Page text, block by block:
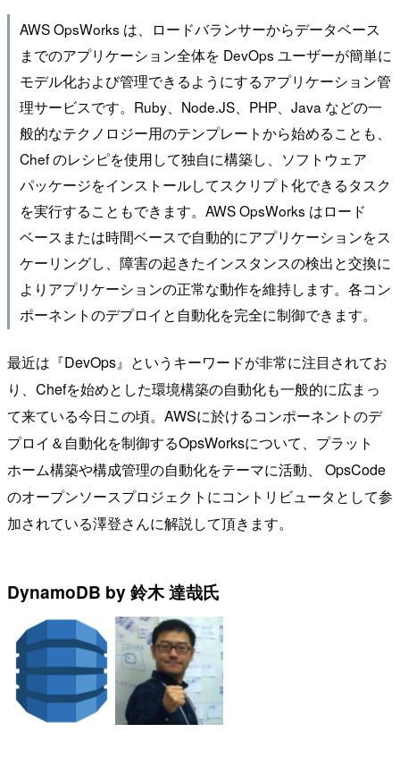
AWS OpsWorks は、ロードバランサーからデータベース
までのアプリケーション全体を DevOps ユーザーが簡単に
モデル化および管理できるようにするアプリケーション管
理サービスです。Ruby、Node.JS、PHP、Java などの一
般的なテクノロジー用のテンプレートから始めることも、
Chef のレシピを使用して独自に構築し、ソフトウェア
パッケージをインストールしてスクリプト化できるタスク
を実行することもできます。AWS OpsWorks はロード
ベースまたは時間ベースで自動的にアプリケーションをス
ケーリングし、障害の起きたインスタンスの検出と交換に
よりアプリケーションの正常な動作を維持します。各コン
ポーネントのデプロイと自動化を完全に制御できます。
最近は『DevOps』というキーワードが非常に注目されてお
り、Chefを始めとした環境構築の自動化も一般的に広まっ
て来ている今日この頃。AWSに於けるコンポーネントのデ
プロイ＆自動化を制御するOpsWorksについて、プラット
ホーム構築や構成管理の自動化をテーマに活動、 OpsCode
のオープンソースプロジェクトにコントリビュータとして参
加されている澤登さんに解説して頂きます。
DynamoDB by 鈴木 達哉氏